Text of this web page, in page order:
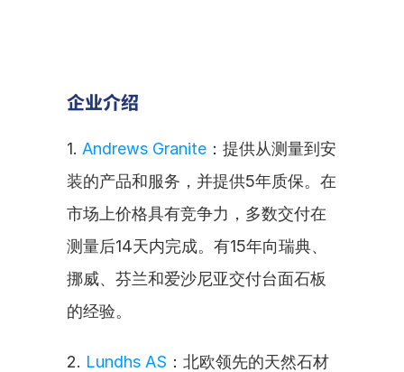
企业介绍
1. Andrews Granite ：提供从测量到安
装的产品和服务，并提供5年质保。在
市场上价格具有竞争力，多数交付在
测量后14天内完成。有15年向瑞典、
挪威、芬兰和爱沙尼亚交付台面石板
的经验。
2. Lundhs AS ：北欧领先的天然石材